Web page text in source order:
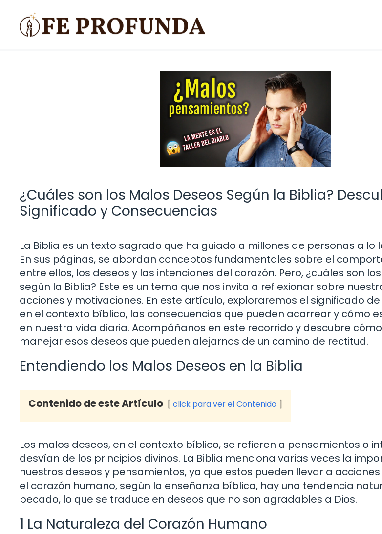
contenido
¿Cuáles son los Malos Deseos Según la Biblia?
Significado y Consecuencias
La Biblia es un texto sagrado que ha guiado a millones de personas a lo
En sus páginas, se abordan conceptos fundamentales sobre el
entre ellos, los deseos y las intenciones del corazón. Pero, ¿cuáles son
según la Biblia? Este es un tema que nos invita a reflexionar sobre
acciones y motivaciones. En este artículo, exploraremos el significado
en el contexto bíblico, las consecuencias que pueden acarrear y cómo
en nuestra vida diaria. Acompáñanos en este recorrido y descubre
manejar esos deseos que pueden alejarnos de un camino de rectitud.
Entendiendo los Malos Deseos en la Biblia
Contenido de este Artículo click para ver el Contenido
Los malos deseos, en el contexto bíblico, se refieren a pensamientos o
desvían de los principios divinos. La Biblia menciona varias veces la
nuestros deseos y pensamientos, ya que estos pueden llevar a
el corazón humano, según la enseñanza bíblica, hay una tendencia
pecado, lo que se traduce en deseos que no son agradables a Dios.
1 La Naturaleza del Corazón Humano